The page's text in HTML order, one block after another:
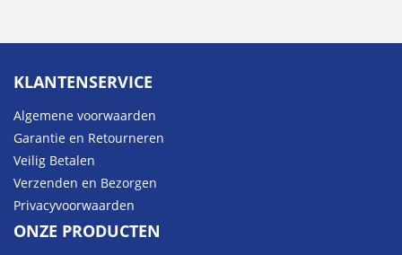
KLANTENSERVICE
Algemene voorwaarden
Garantie en Retourneren
Veilig Betalen
Verzenden en Bezorgen
Privacyvoorwaarden
ONZE PRODUCTEN